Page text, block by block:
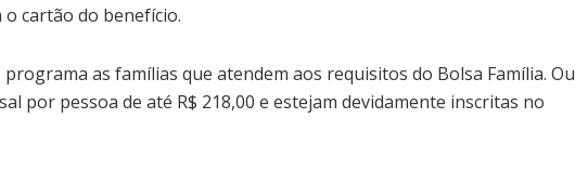
o cartão do benefício.
as famílias que atendem aos requisitos do Bolsa Família. Ou
por pessoa de até R$ 218,00 e estejam devidamente inscritas no